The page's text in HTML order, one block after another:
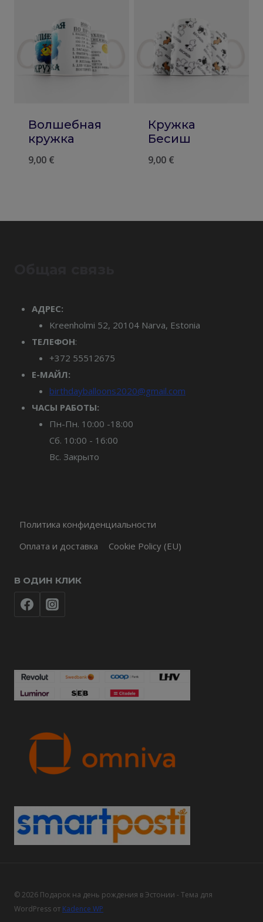
Волшебная
кружка
9,00 €
Кружка
Бесиш
9,00 €
АДРЕС:
Kreenholmi 52, 20104 Narva, Estonia
ТЕЛЕФОН:
+372 55512675
Е-МАЙЛ:
birthdayballoons2020@gmail.com
ЧАСЫ РАБОТЫ:
Пн-Пн. 10:00 -18:00
Сб. 10:00 - 16:00
Вс. Закрыто
Политика конфиденциальности
Оплата и доставка
Cookie Policy (EU)
В ОДИН КЛИК
© 2026 Подарок на день рождения в Эстонии - Тема для
WordPress от Kadence WP